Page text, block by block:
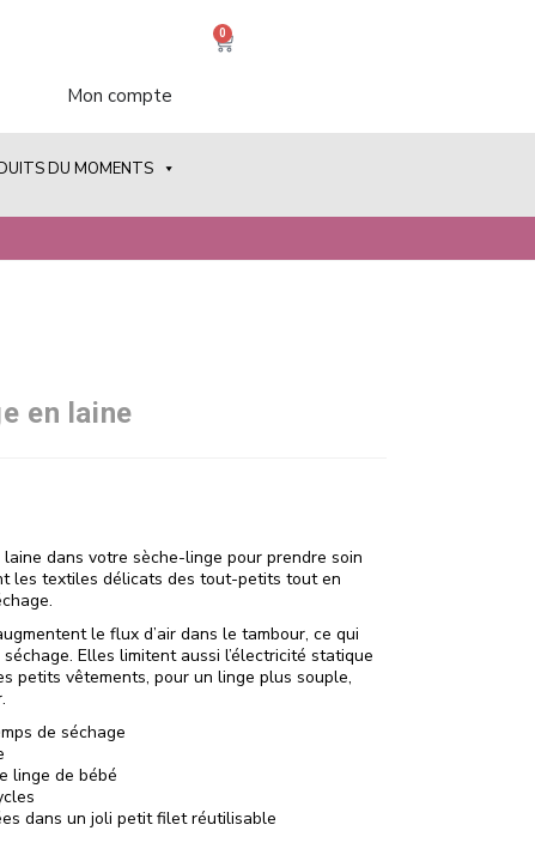
Mon compte
0
DU MOMENTS
en laine
dans votre sèche-linge pour prendre soin
les textiles délicats des tout-petits tout en
le flux d’air dans le tambour, ce qui
Elles limitent aussi l’électricité statique
petits vêtements, pour un linge plus souple,
de séchage
linge de bébé
dans un joli petit filet réutilisable